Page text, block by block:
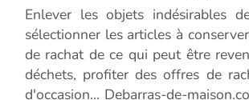
Enlever les objets indésirables
sélectionner les articles à
de rachat de ce qui peut être
déchets, profiter des offres de
d'occasion... Debarras-de-